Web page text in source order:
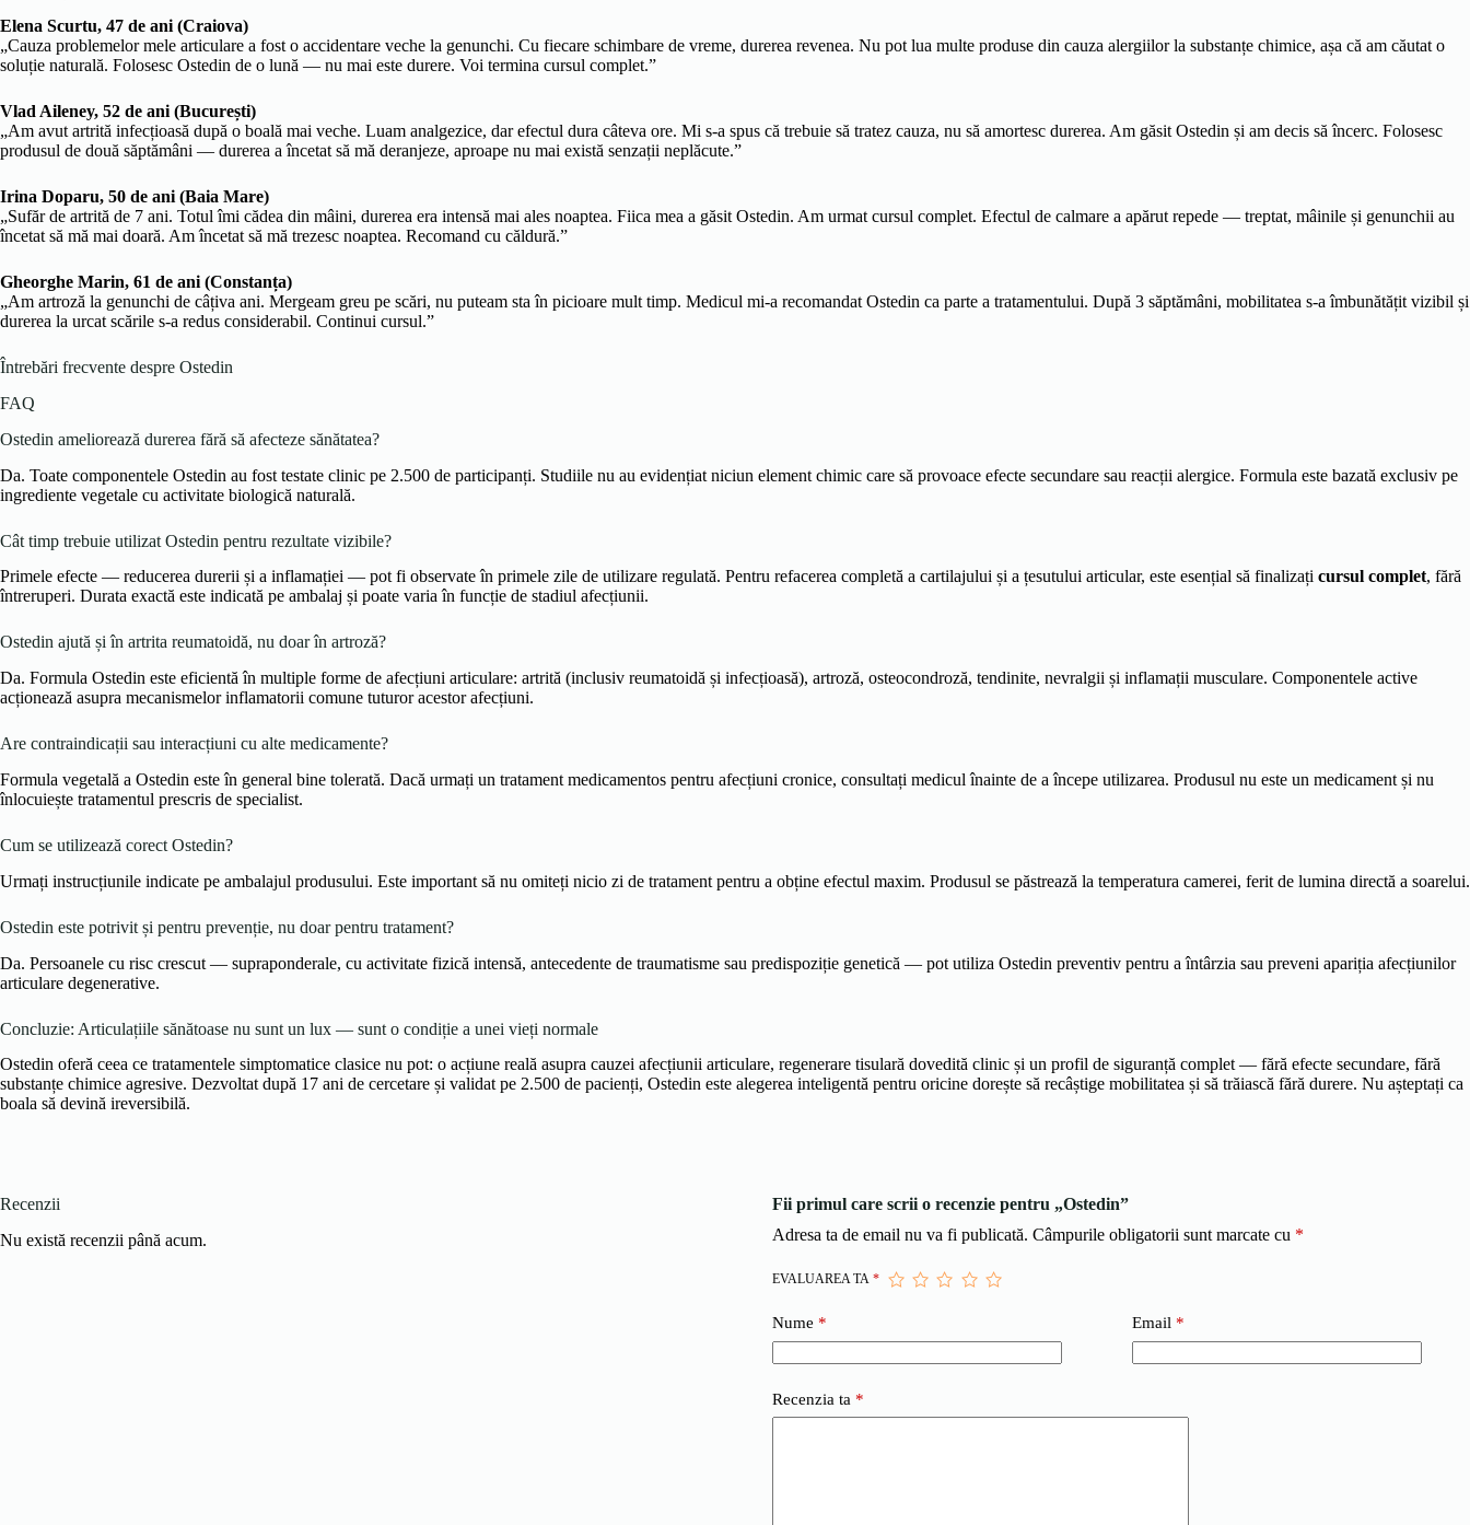
Elena Scurtu, 47 de ani (Craiova)
„Cauza problemelor mele articulare a fost o accidentare veche la genunchi. Cu fiecare schimbare de vreme, durerea revenea. Nu pot lua multe produse din cauza alergiilor la substanțe chimice, așa că am căutat o
soluție naturală. Folosesc Ostedin de o lună — nu mai este durere. Voi termina cursul complet.”
Vlad Aileney, 52 de ani (București)
„Am avut artrită infecțioasă după o boală mai veche. Luam analgezice, dar efectul dura câteva ore. Mi s-a spus că trebuie să tratez cauza, nu să amortesc durerea. Am găsit Ostedin și am decis să încerc. Folosesc
produsul de două săptămâni — durerea a încetat să mă deranjeze, aproape nu mai există senzații neplăcute.”
Irina Doparu, 50 de ani (Baia Mare)
„Sufăr de artrită de 7 ani. Totul îmi cădea din mâini, durerea era intensă mai ales noaptea. Fiica mea a găsit Ostedin. Am urmat cursul complet. Efectul de calmare a apărut repede — treptat, mâinile și genunchii au
încetat să mă mai doară. Am încetat să mă trezesc noaptea. Recomand cu căldură.”
Gheorghe Marin, 61 de ani (Constanța)
„Am artroză la genunchi de câțiva ani. Mergeam greu pe scări, nu puteam sta în picioare mult timp. Medicul mi-a recomandat Ostedin ca parte a tratamentului. După 3 săptămâni, mobilitatea s-a îmbunătățit vizibil și
durerea la urcat scările s-a redus considerabil. Continui cursul.”
Întrebări frecvente despre Ostedin
FAQ
Ostedin ameliorează durerea fără să afecteze sănătatea?
Da. Toate componentele Ostedin au fost testate clinic pe 2.500 de participanți. Studiile nu au evidențiat niciun element chimic care să provoace efecte secundare sau reacții alergice. Formula este bazată exclusiv pe
ingrediente vegetale cu activitate biologică naturală.
Cât timp trebuie utilizat Ostedin pentru rezultate vizibile?
Primele efecte — reducerea durerii și a inflamației — pot fi observate în primele zile de utilizare regulată. Pentru refacerea completă a cartilajului și a țesutului articular, este esențial să finalizați cursul complet, fără
întreruperi. Durata exactă este indicată pe ambalaj și poate varia în funcție de stadiul afecțiunii.
Ostedin ajută și în artrita reumatoidă, nu doar în artroză?
Da. Formula Ostedin este eficientă în multiple forme de afecțiuni articulare: artrită (inclusiv reumatoidă și infecțioasă), artroză, osteocondroză, tendinite, nevralgii și inflamații musculare. Componentele active
acționează asupra mecanismelor inflamatorii comune tuturor acestor afecțiuni.
Are contraindicații sau interacțiuni cu alte medicamente?
Formula vegetală a Ostedin este în general bine tolerată. Dacă urmați un tratament medicamentos pentru afecțiuni cronice, consultați medicul înainte de a începe utilizarea. Produsul nu este un medicament și nu
înlocuiește tratamentul prescris de specialist.
Cum se utilizează corect Ostedin?
Urmați instrucțiunile indicate pe ambalajul produsului. Este important să nu omiteți nicio zi de tratament pentru a obține efectul maxim. Produsul se păstrează la temperatura camerei, ferit de lumina directă a soarelui.
Ostedin este potrivit și pentru prevenție, nu doar pentru tratament?
Da. Persoanele cu risc crescut — supraponderale, cu activitate fizică intensă, antecedente de traumatisme sau predispoziție genetică — pot utiliza Ostedin preventiv pentru a întârzia sau preveni apariția afecțiunilor
articulare degenerative.
Concluzie: Articulațiile sănătoase nu sunt un lux — sunt o condiție a unei vieți normale
Ostedin oferă ceea ce tratamentele simptomatice clasice nu pot: o acțiune reală asupra cauzei afecțiunii articulare, regenerare tisulară dovedită clinic și un profil de siguranță complet — fără efecte secundare, fără
substanțe chimice agresive. Dezvoltat după 17 ani de cercetare și validat pe 2.500 de pacienți, Ostedin este alegerea inteligentă pentru oricine dorește să recâștige mobilitatea și să trăiască fără durere. Nu așteptați ca
boala să devină ireversibilă.
Recenzii
Nu există recenzii până acum.
Fii primul care scrii o recenzie pentru „Ostedin”
Adresa ta de email nu va fi publicată. Câmpurile obligatorii sunt marcate cu *
EVALUAREA TA *
Nume * Email*
Recenzia ta *